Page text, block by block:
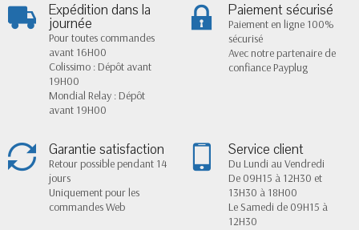
Expédition dans la
journée
Pour toutes commandes
avant 16H00
Colissimo : Dépôt avant
19H00
Mondial Relay : Dépôt
avant 19H00
Paiement sécurisé
Paiement en ligne 100%
sécurisé
Avec notre partenaire de
confiance Payplug
Garantie satisfaction
Retour possible pendant 14
jours
Uniquement pour les
commandes Web
Service client
Du Lundi au Vendredi
De 09H15 à 12H30 et
13H30 à 18H00
Le Samedi de 09H15 à
12H30